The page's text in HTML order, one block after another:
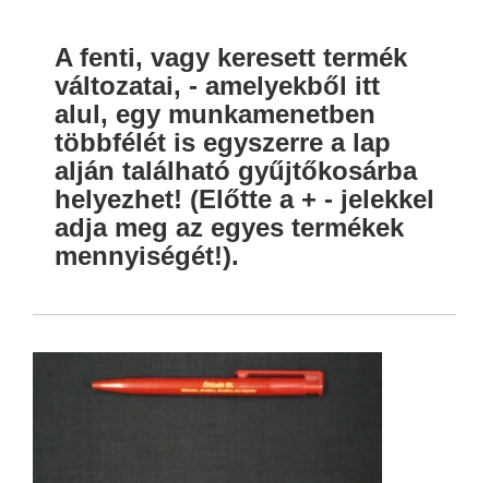
A fenti, vagy keresett termék
változatai, - amelyekből itt
alul, egy munkamenetben
többfélét is egyszerre a lap
alján található gyűjtőkosárba
helyezhet! (Előtte a + - jelekkel
adja meg az egyes termékek
mennyiségét!).